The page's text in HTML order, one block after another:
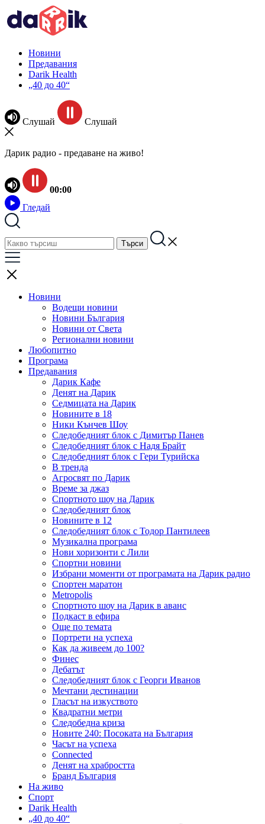
Новини
Предавания
Darik Health
„40 до 40“
Слушай Слушай
Дарик радио - предаване на живо!
00:00
Гледай
Новини
Водещи новини
Новини България
Новини от Света
Регионални новини
Любопитно
Програма
Предавания
Дарик Кафе
Денят на Дарик
Седмицата на Дарик
Новините в 18
Ники Кънчев Шоу
Следобедният блок с Димитър Панев
Следобедният блок с Надя Брайт
Следобедният блок с Гери Турийска
В тренда
Агросвят по Дарик
Време за джаз
Спортното шоу на Дарик
Следобедният блок
Новините в 12
Следобедният блок с Тодор Пантилеев
Музикална програма
Нови хоризонти с Лили
Спортни новини
Избрани моменти от програмата на Дарик радио
Спортен маратон
Metropolis
Спортното шоу на Дарик в аванс
Подкаст в ефира
Още по темата
Портрети на успеха
Как да живеем до 100?
Финес
Дебатът
Следобедният блок с Георги Иванов
Мечтани дестинации
Гласът на изкуството
Квадратни метри
Следобедна криза
Новите 240: Посоката на България
Часът на успеха
Connected
Денят на храбростта
Бранд България
На живо
Спорт
Darik Health
„40 до 40“